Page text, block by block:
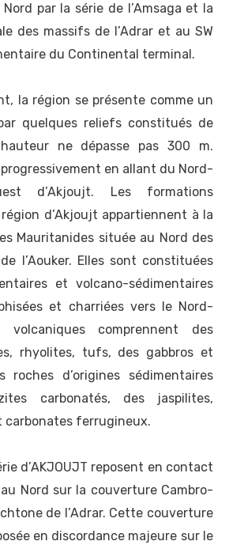
par la série de l’Amsaga et la
des massifs de l’Adrar et au SW
du Continental terminal.
la région se présente comme un
quelques reliefs constitués de
ne dépasse pas 300 m.
en allant du Nord-
d’Akjoujt. Les formations
d’Akjoujt appartiennent à la
Mauritanides située au Nord des
l’Aouker. Elles sont constituées
et volcano-sédimentaires
et charriées vers le Nord-
comprennent des
rhyolites, tufs, des gabbros et
roches d’origines sédimentaires
carbonatés, des jaspilites,
carbonates ferrugineux.
d’AKJOUJT reposent en contact
Nord sur la couverture Cambro-
de l’Adrar. Cette couverture
en discordance majeure sur le